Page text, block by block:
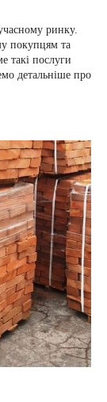
ринку.
покупцям та
такі послуги